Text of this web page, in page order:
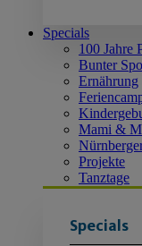
Specials
100 Jahre
Bunter
Ernährung
Mami &
Projekte
Tanztage
Specials